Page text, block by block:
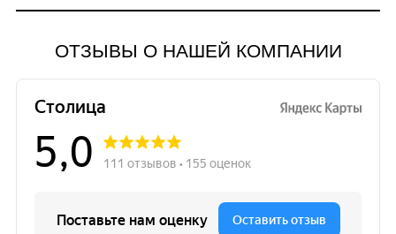
ОТЗЫВЫ О НАШЕЙ КОМПАНИИ